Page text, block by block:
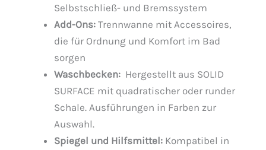
Selbstschließ- und Bremssystem
Add-Ons: Trennwanne mit Accessoires,
die für Ordnung und Komfort im Bad
sorgen
Waschbecken: Hergestellt aus SOLID
SURFACE mit quadratischer oder runder
Schale. Ausführungen in Farben zur
Auswahl.
Spiegel und Hilfsmittel: Kompatibel in